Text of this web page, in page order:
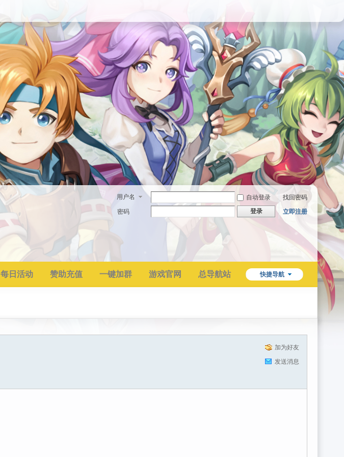
用户名 自动登录
找回密码
密码
登录 立即注册
快捷导航
每日活动 赞助充值 一键加群 游戏官网 总导航站
加为好友
发送消息